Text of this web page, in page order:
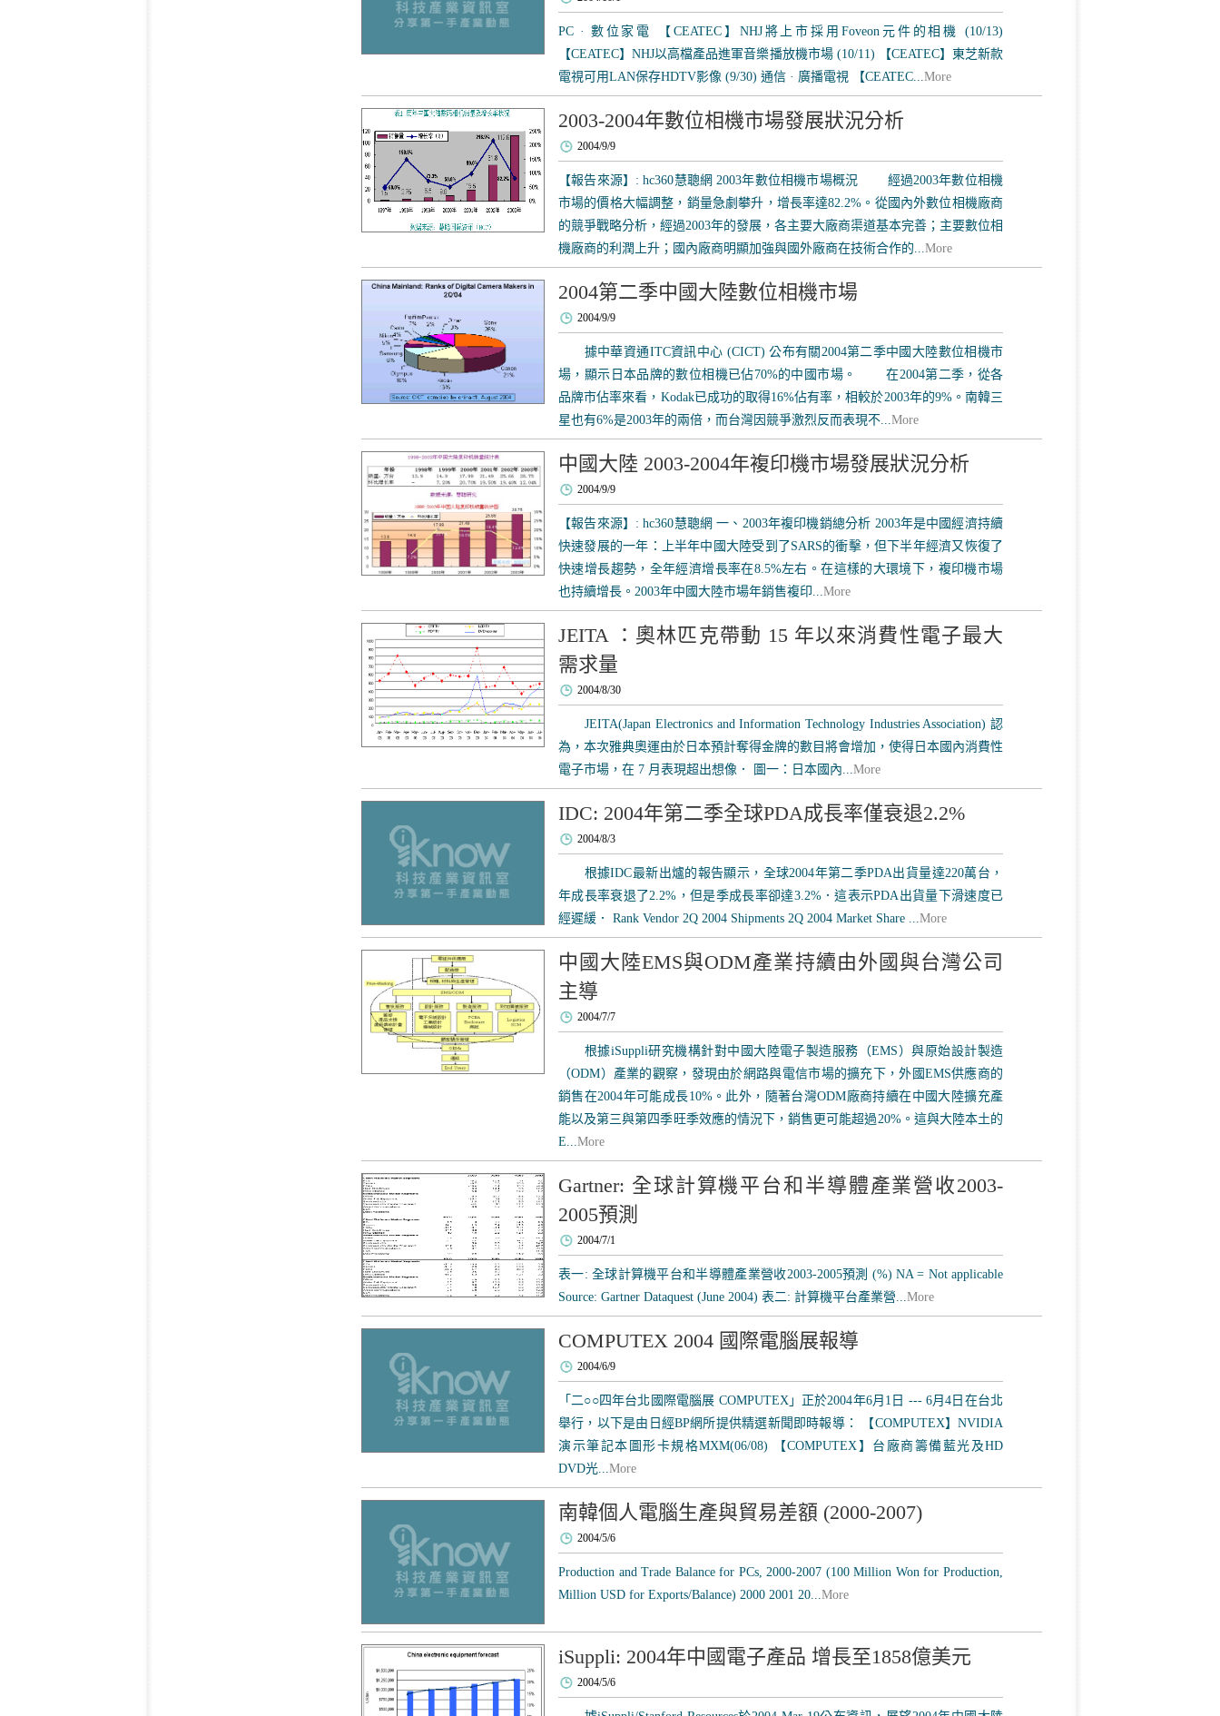
PC · 數位家電 【CEATEC】NHJ將上市採用Foveon元件的相機 (10/13)
【CEATEC】NHJ以高檔產品進軍音樂播放機市場 (10/11) 【CEATEC】東芝新款
電視可用LAN保存HDTV影像 (9/30) 通信 · 廣播電視 【CEATEC...More
2003-2004年數位相機市場發展狀況分析
2004/9/9
【報告來源】: hc360慧聰網 2003年數位相機市場概況 經過2003年數位相機
市場的價格大幅調整，銷量急劇攀升，增長率達82.2%。從國內外數位相機廠商
的競爭戰略分析，經過2003年的發展，各主要大廠商渠道基本完善；主要數位相
機廠商的利潤上升；國內廠商明顯加強與國外廠商在技術合作的...More
2004第二季中國大陸數位相機市場
2004/9/9
據中華資通ITC資訊中心 (CICT) 公布有關2004第二季中國大陸數位相機市
場，顯示日本品牌的數位相機已佔70%的中國市場。 在2004第二季，從各
品牌市佔率來看，Kodak已成功的取得16%佔有率，相較於2003年的9%。南韓三
星也有6%是2003年的兩倍，而台灣因競爭激烈反而表現不...More
中國大陸 2003-2004年複印機市場發展狀況分析
2004/9/9
【報告來源】: hc360慧聰網 一、2003年複印機銷總分析 2003年是中國經濟持續
快速發展的一年：上半年中國大陸受到了SARS的衝擊，但下半年經濟又恢復了
快速增長趨勢，全年經濟增長率在8.5%左右。在這樣的大環境下，複印機市場
也持續增長。2003年中國大陸市場年銷售複印...More
JEITA ：奧林匹克帶動 15 年以來消費性電子最大
需求量
2004/8/30
JEITA(Japan Electronics and Information Technology Industries Association) 認
為，本次雅典奧運由於日本預計奪得金牌的數目將會增加，使得日本國內消費性
電子市場，在 7 月表現超出想像． 圖一：日本國內...More
IDC: 2004年第二季全球PDA成長率僅衰退2.2%
2004/8/3
根據IDC最新出爐的報告顯示，全球2004年第二季PDA出貨量達220萬台，
年成長率衰退了2.2%，但是季成長率卻達3.2%．這表示PDA出貨量下滑速度已
經遲緩． Rank Vendor 2Q 2004 Shipments 2Q 2004 Market Share ...More
中國大陸EMS與ODM產業持續由外國與台灣公司
主導
2004/7/7
根據iSuppli研究機構針對中國大陸電子製造服務（EMS）與原始設計製造
（ODM）產業的觀察，發現由於網路與電信市場的擴充下，外國EMS供應商的
銷售在2004年可能成長10%。此外，隨著台灣ODM廠商持續在中國大陸擴充產
能以及第三與第四季旺季效應的情況下，銷售更可能超過20%。這與大陸本土的
E...More
Gartner: 全球計算機平台和半導體產業營收2003-
2005預測
2004/7/1
表一: 全球計算機平台和半導體產業營收2003-2005預測 (%) NA = Not applicable
Source: Gartner Dataquest (June 2004) 表二: 計算機平台產業營...More
COMPUTEX 2004 國際電腦展報導
2004/6/9
「二○○四年台北國際電腦展 COMPUTEX」正於2004年6月1日 --- 6月4日在台北
舉行，以下是由日經BP網所提供精選新聞即時報導： 【COMPUTEX】NVIDIA
演示筆記本圖形卡規格MXM(06/08) 【COMPUTEX】台廠商籌備藍光及HD
DVD光...More
南韓個人電腦生產與貿易差額 (2000-2007)
2004/5/6
Production and Trade Balance for PCs, 2000-2007 (100 Million Won for Production,
Million USD for Exports/Balance) 2000 2001 20...More
iSuppli: 2004年中國電子產品 增長至1858億美元
2004/5/6